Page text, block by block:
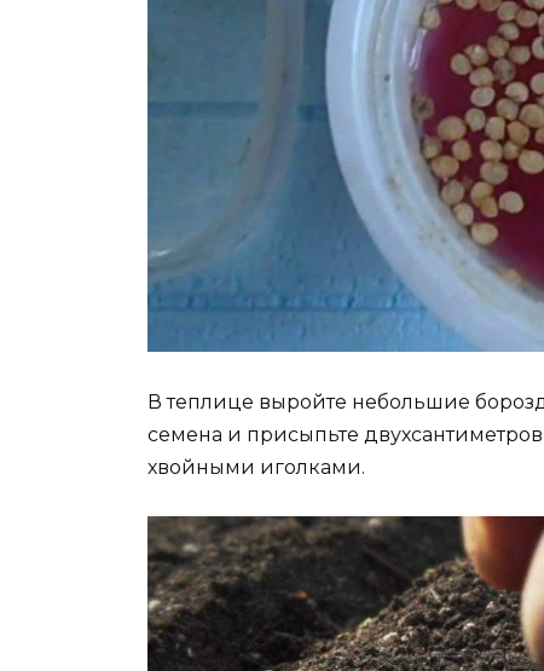
В теплице выройте небольшие
семена и присыпьте
хвойными иголками.